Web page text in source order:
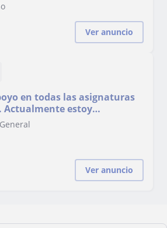
Ver anuncio
en todas las asignaturas
Actualmente estoy
Ver anuncio